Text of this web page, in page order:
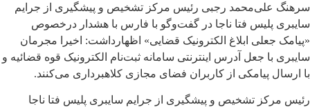
سرهنگ علی‌محمد رجبی رئیس مرکز تشخیص و پیشگیری از جرایم‌
سایبری پلیس فتا ناجا در گفت‌وگو با فارس با هشدار درخصوص
«پیامک جعلی ابلاغ الکترونیک قضایی» اظهارداشت: اخیرا مجرمان
سایبری با جعل آدرس اینترنتی سامانه ثبت‌نام الکترونیک قوه‌ قضائیه و
با ارسال پیامکی از کاربران فضای مجازی کلاهبرداری می‌کنند.
رئیس مرکز تشخیص و پیشگیری از جرایم‌ سایبری پلیس فتا ناجا